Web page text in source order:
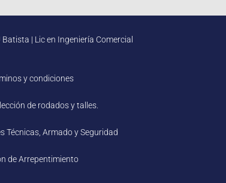
Batista | Lic en Ingeniería Comercial
y condiciones
de rodados y talles.
Técnicas, Armado y Seguridad
de Arrepentimiento